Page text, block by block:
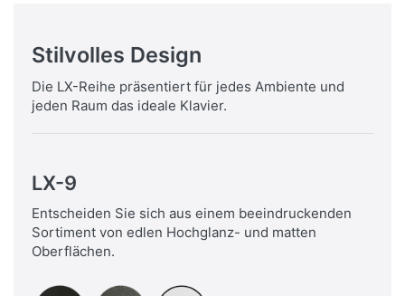
Stilvolles Design
Die LX-Reihe präsentiert für jedes Ambiente und
jeden Raum das ideale Klavier.
LX-9
Entscheiden Sie sich aus einem beeindruckenden
Sortiment von edlen Hochglanz- und matten
Oberflächen.